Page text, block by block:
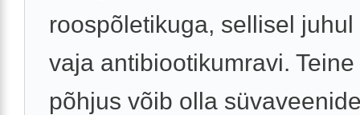
roospõletikuga, sellisel juhul
vaja antibiootikumravi.
põhjus võib olla